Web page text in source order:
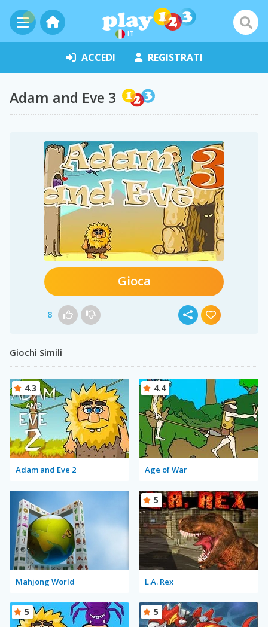
IT
ACCEDI REGISTRATI
Adam and Eve 3
Gioca
8
Giochi Simili
Adam and Eve 2
4.3
Age of War
4.4
Mahjong World L.A. Rex
5
5 5